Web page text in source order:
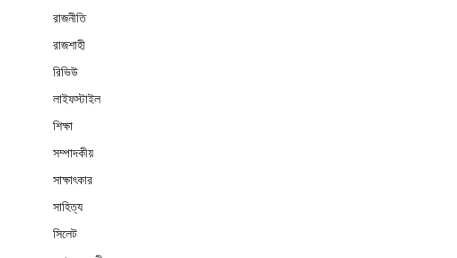
রাজনীতি
রাজশাহী
রিভিউ
লাইফস্টাইল
শিক্ষা
সম্পাদকীয়
সাক্ষাৎকার
সাহিত্য
সিলেট